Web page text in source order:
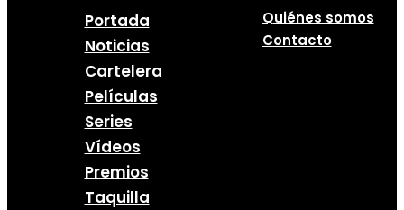
Portada
Noticias
Cartelera
Películas
Series
Vídeos
Premios
Taquilla
Quiénes somos
Contacto